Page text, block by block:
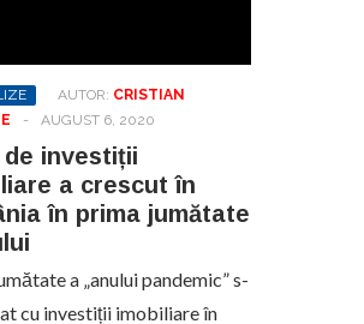
AUTOR: CRISTIAN
- AUGUST 6, 2020
de investiții
a crescut în
în prima jumătate
a „anului pandemic” s-
cu investiții imobiliare în